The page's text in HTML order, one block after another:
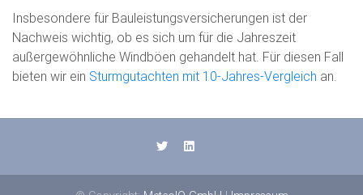
Insbesondere für Bauleistungsversicherungen ist der
Nachweis wichtig, ob es sich um für die Jahreszeit
außergewöhnliche Windböen gehandelt hat. Für diesen Fall
bieten wir ein Sturmgutachten mit 10-Jahres-Vergleich an.